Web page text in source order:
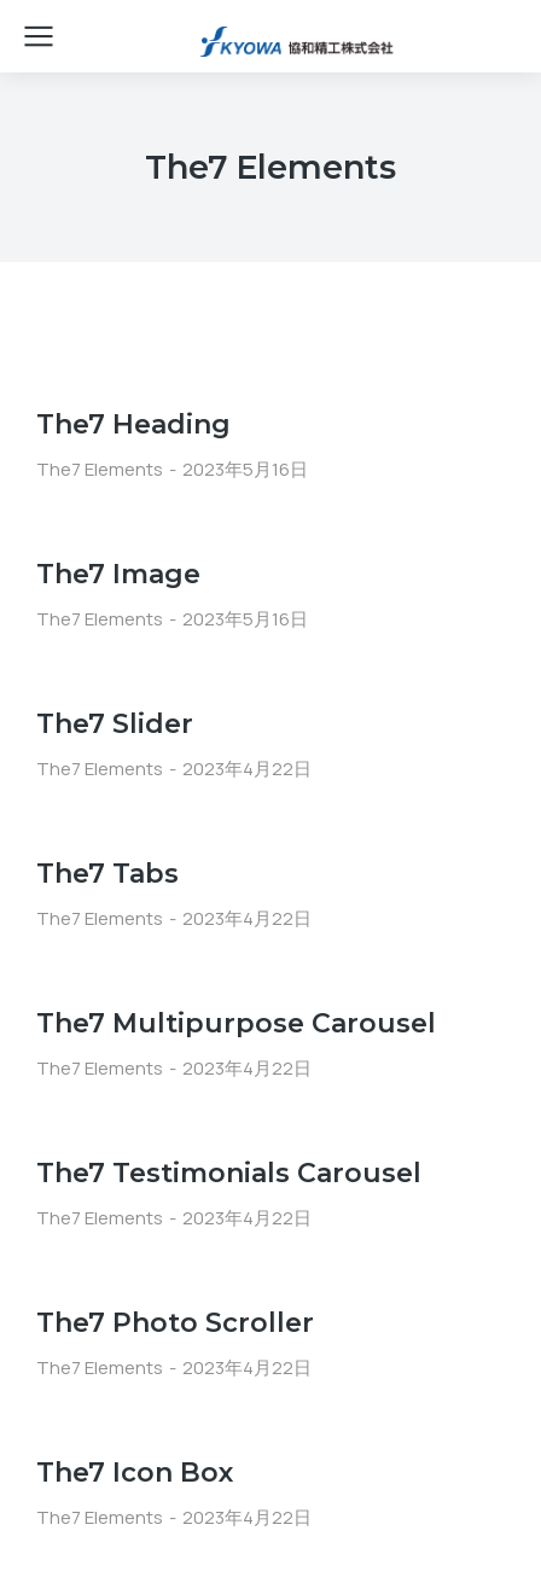
The7 Elements
The7 Heading
The7 Elements 2023年5月16日
The7 Image
The7 Elements 2023年5月16日
The7 Slider
The7 Elements 2023年4月22日
The7 Tabs
The7 Elements 2023年4月22日
The7 Multipurpose Carousel
The7 Elements 2023年4月22日
The7 Testimonials Carousel
The7 Elements 2023年4月22日
The7 Photo Scroller
The7 Elements 2023年4月22日
The7 Icon Box
The7 Elements 2023年4月22日